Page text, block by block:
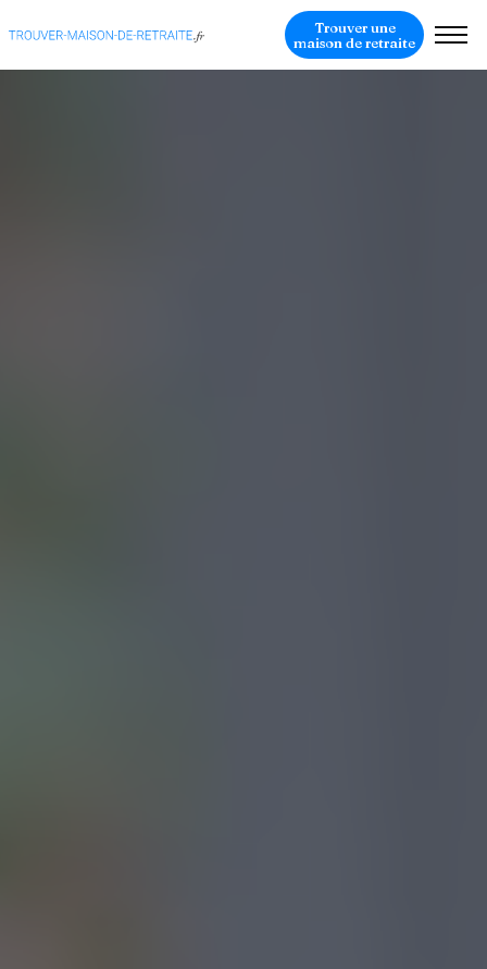
Trouver une
maison de retraite